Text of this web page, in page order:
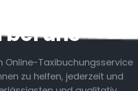
bei uns
Online-Taxibuchungsservice
zu helfen, jederzeit und